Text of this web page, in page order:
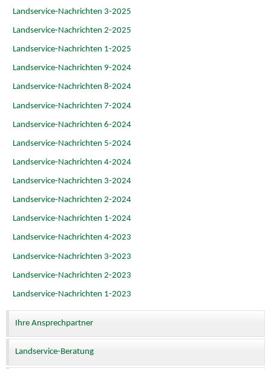
Landservice-Nachrichten 3-2025
Landservice-Nachrichten 2-2025
Landservice-Nachrichten 1-2025
Landservice-Nachrichten 9-2024
Landservice-Nachrichten 8-2024
Landservice-Nachrichten 7-2024
Landservice-Nachrichten 6-2024
Landservice-Nachrichten 5-2024
Landservice-Nachrichten 4-2024
Landservice-Nachrichten 3-2024
Landservice-Nachrichten 2-2024
Landservice-Nachrichten 1-2024
Landservice-Nachrichten 4-2023
Landservice-Nachrichten 3-2023
Landservice-Nachrichten 2-2023
Landservice-Nachrichten 1-2023
Ihre Ansprechpartner
Landservice-Beratung